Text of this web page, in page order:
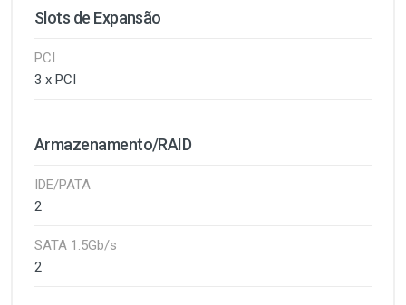
Slots de Expansão
PCI
3 x PCI
Armazenamento/RAID
IDE/PATA
2
SATA 1.5Gb/s
2